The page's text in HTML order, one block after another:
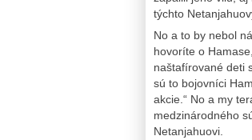
týchto
No a to by nebol
hovoríte o
naštafírované deti
sú to bojovníci
akcie.“ No a my
medzinárodného
Netanjahuovi.